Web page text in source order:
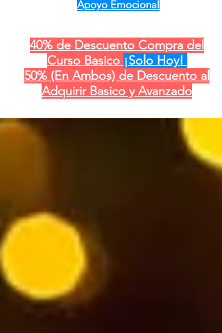
Apoyo Emocional
40% de Descuento Compra del
Curso Basico ¡Solo Hoy!
50% (En Ambos) de Descuento al
Adquirir Basico y Avanzado